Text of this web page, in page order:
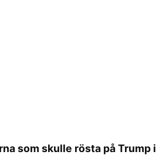
som skulle rösta på Trump i